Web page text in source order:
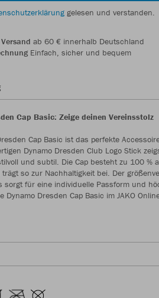
gelesen und verstanden.
ab 60 € innerhalb Deutschland
Einfach, sicher und bequem
Cap Basic: Zeige deinen Vereinsstolz
Cap Basic ist das perfekte
Dynamo Dresden Club Logo Stick
und subtil. Die Cap besteht zu 100 %
trägt so zur Nachhaltigkeit bei. Der
sorgt für eine individuelle Passform und
Dynamo Dresden Cap Basic im JAKO